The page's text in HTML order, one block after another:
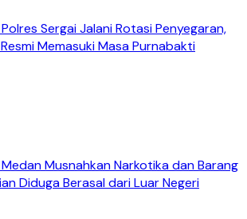
Sergai Jalani Rotasi Penyegaran,
Memasuki Masa Purnabakti
Musnahkan Narkotika dan Barang
Diduga Berasal dari Luar Negeri